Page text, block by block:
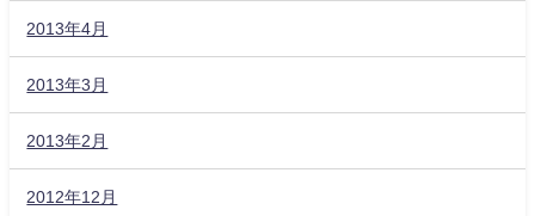
2013年4月
2013年3月
2013年2月
2012年12月